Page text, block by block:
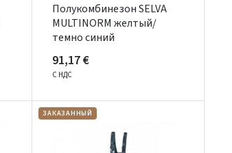
Полукомбинезон SELVA
MULTINORM желтый/
темно синий
91,17 €
С НДС
ЗАКАЗАННЫЙ